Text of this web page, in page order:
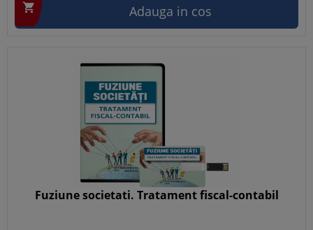
 Adauga in cos
Fuziune societati. Tratament fiscal-contabil